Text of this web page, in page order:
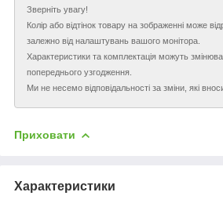
Зверніть увагу!
Колір або відтінок товару на зображенні може
залежно від налаштувань вашого монітора.
Характеристики та комплектація можуть
попереднього узгодження.
Ми не несемо відповідальності за зміни, які
Приховати
Характеристики